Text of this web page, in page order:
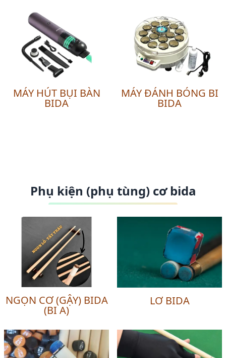
MÁY HÚT BỤI BÀN
BIDA
MÁY ĐÁNH BÓNG BI
BIDA
Phụ kiện (phụ tùng) cơ bida
NGỌN CƠ (GẬY) BIDA
(BI A)
LƠ BIDA